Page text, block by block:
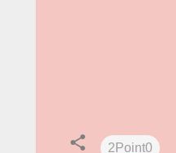
2Point0